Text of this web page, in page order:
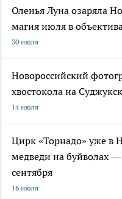
Оленья Луна озаряла
магия июля в
30 июля
Новороссийский
хвостокола на
14 июля
Цирк «Торнадо» уже в
медведи на буйволах
сентября
16 июля